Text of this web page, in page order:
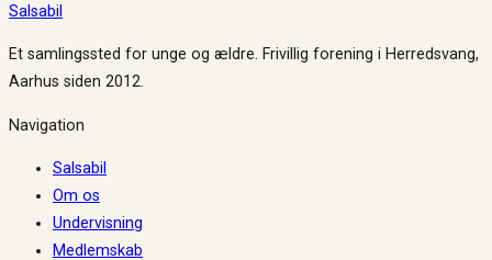
Salsabil
Et samlingssted for unge og ældre. Frivillig forening i Herredsvang,
Aarhus siden 2012.
Navigation
Salsabil
Om os
Undervisning
Medlemskab